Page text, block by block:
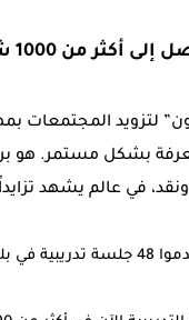
لتزويد المجتمعات
بشكل مستمر. هو
ونقد، في عالم يشهد